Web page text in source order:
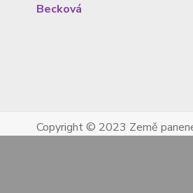
Becková
Copyright © 2023 Země